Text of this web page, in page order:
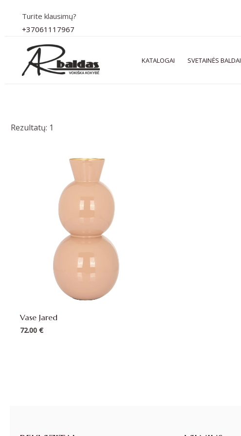
turinio
Turite klausimų?
+37061117967
KATALOGAI SVETAINĖS BALDAI
Rezultatų: 1
Vase Jared
72.00€